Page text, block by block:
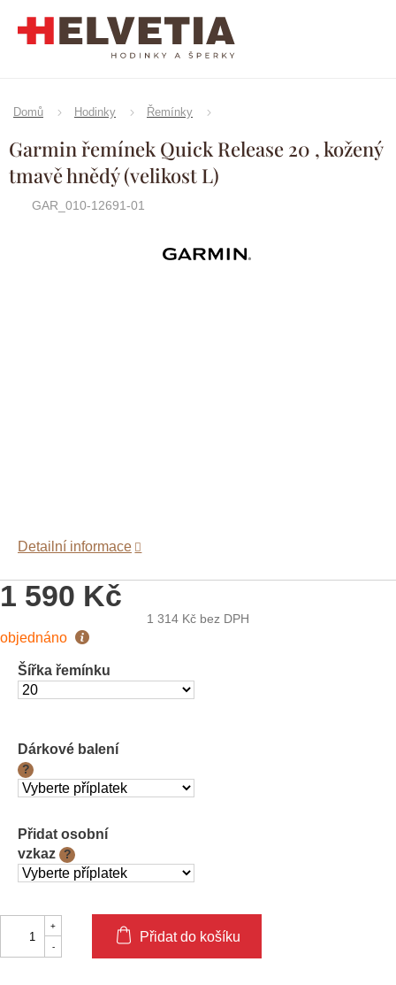
Domů Hodinky Řemínky
Garmin řemínek Quick Release 20 , kožený
tmavě hnědý (velikost L)
GAR_010-12691-01
Značka:Garmin
1 590 Kč
1 314 Kč bez DPH
Měrná
objednáno
Šířka řemínku
Dárkové balení
?
Přidat osobní
vzkaz
?
Přidat do košíku
Detailní informace